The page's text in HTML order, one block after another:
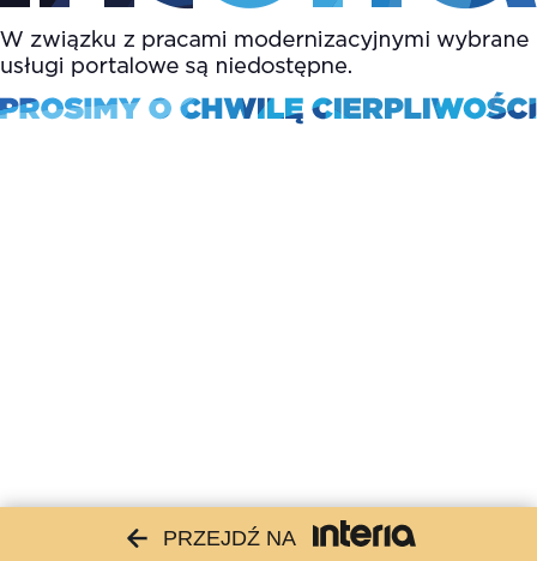
PRZEJDŹ NA